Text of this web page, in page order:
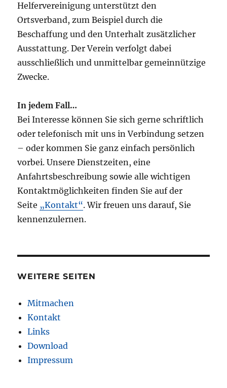
Helfervereinigung unterstützt den
Ortsverband, zum Beispiel durch die
Beschaffung und den Unterhalt zusätzlicher
Ausstattung. Der Verein verfolgt dabei
ausschließlich und unmittelbar gemeinnützige
Zwecke.
In jedem Fall…
Bei Interesse können Sie sich gerne schriftlich
oder telefonisch mit uns in Verbindung setzen
– oder kommen Sie ganz einfach persönlich
vorbei. Unsere Dienstzeiten, eine
Anfahrtsbeschreibung sowie alle wichtigen
Kontaktmöglichkeiten finden Sie auf der
Seite „Kontakt“. Wir freuen uns darauf, Sie
kennenzulernen.
WEITERE SEITEN
Mitmachen
Kontakt
Links
Download
Impressum